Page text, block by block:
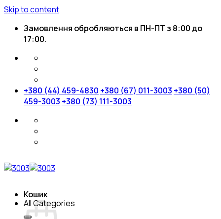
Skip to content
Замовлення обробляються в ПН-ПТ з 8:00 до
17:00.
+380 (44) 459-4830 +380 (67) 011-3003 +380 (50)
459-3003 +380 (73) 111-3003
Кошик
All Categories